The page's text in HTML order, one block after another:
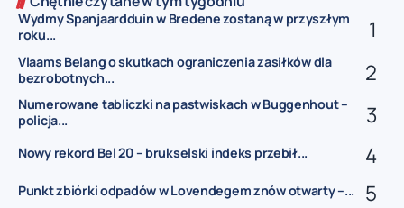
Wydmy Spanjaardduin w Bredene zostaną w przyszłym
roku...
Vlaams Belang o skutkach ograniczenia zasiłków dla
bezrobotnych...
Numerowane tabliczki na pastwiskach w Buggenhout –
policja...
Nowy rekord Bel 20 – brukselski indeks przebił...
Punkt zbiórki odpadów w Lovendegem znów otwarty –...